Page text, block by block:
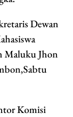
Dewan
Maluku Jhon
Komisi